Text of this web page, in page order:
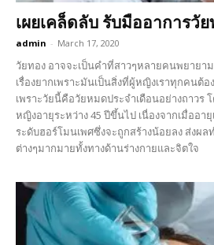
เผยเคล็ดลับ รับมืออาการวั
admin - March 17, 2020
วัยทอง อาจจะเป็นคำที่สาวๆหลายคนพยายา
เรื่องยากเพราะมันเป็นสิ่งที่ผู้หญิงเราทุกคนต้
เพราะวัยนี้คือวัยหมดประจำเดือนอย่างถาวร
หญิงอายุระหว่าง 45 ปีขึ้นไป เนื่องจากเมื่ออา
ระดับฮอร์โมนเพศซึ่งจะถูกสร้างน้อยลง ส่งผล
ต่างๆมากมายทั้งทางด้านร่างกายและจิตใจ